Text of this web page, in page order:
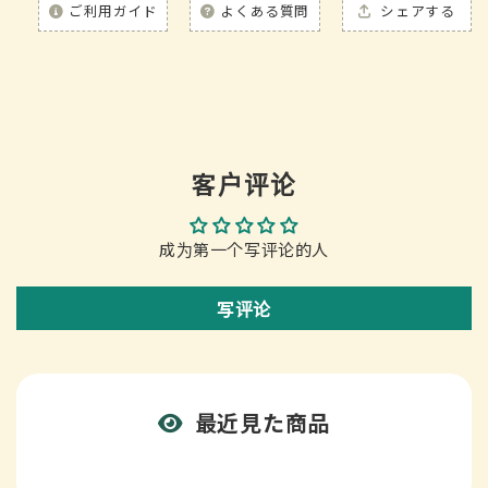
ご利用ガイド よくある質問 シェアする
客户评论
成为第一个写评论的人
写评论
最近見た商品